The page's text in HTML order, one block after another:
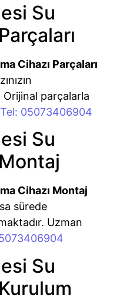
Su
Cihazı Parçaları
Orijinal parçalarla
Tel: 05073406904
Su
Cihazı Montaj
sürede
Uzman
Su